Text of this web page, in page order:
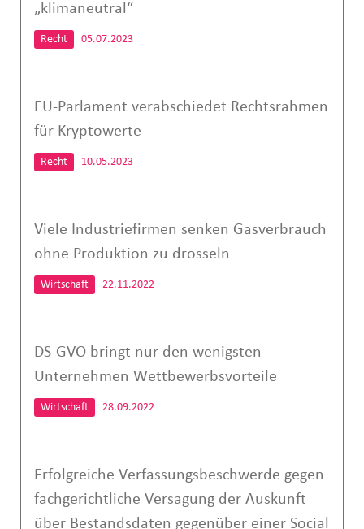
„klimaneutral“
Recht 05.07.2023
EU-Parlament verabschiedet Rechtsrahmen
für Kryptowerte
Recht 10.05.2023
Viele Industriefirmen senken Gasverbrauch
ohne Produktion zu drosseln
Wirtschaft 22.11.2022
DS-GVO bringt nur den wenigsten
Unternehmen Wettbewerbsvorteile
Wirtschaft 28.09.2022
Erfolgreiche Verfassungsbeschwerde gegen
fachgerichtliche Versagung der Auskunft
über Bestandsdaten gegenüber einer Social